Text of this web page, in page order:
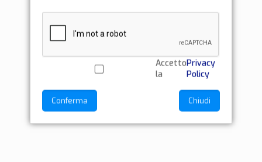
Accetto
la
Privacy
Policy
Conferma Chiudi